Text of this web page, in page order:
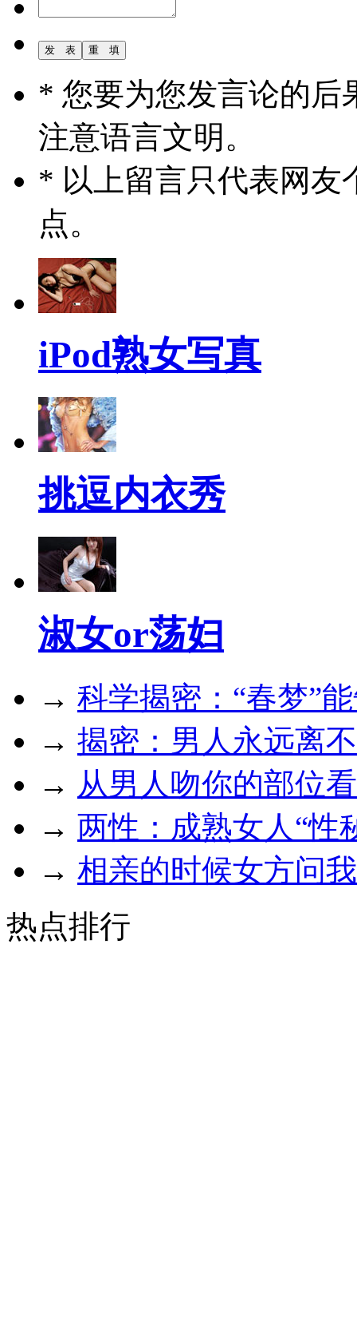
* 您要为您发言论的后
注意语言文明。
* 以上留言只代表网友
点。
iPod熟女写真
挑逗内衣秀
淑女or荡妇
→ 科学揭密：“春梦”
→ 揭密：男人永远离
→ 从男人吻你的部位
→ 两性：成熟女人“性
→ 相亲的时候女方问
热点排行